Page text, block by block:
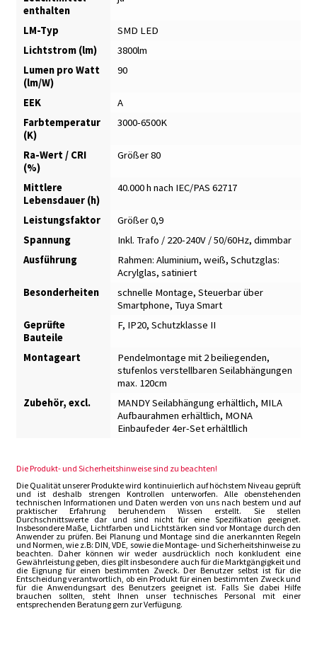
enthalten
LM-Typ
SMD LED
Lichtstrom (lm)
3800lm
Lumen pro Watt
(lm/W)
90
EEK
A
Farbtemperatur
(K)
3000-6500K
Ra-Wert / CRI
(%)
Größer 80
Mittlere
Lebensdauer (h)
40.000 h nach IEC/PAS 62717
Leistungsfaktor
Größer 0,9
Spannung
Inkl. Trafo / 220-240V / 50/60Hz, dimmbar
Ausführung
Rahmen: Aluminium, weiß, Schutzglas:
Acrylglas, satiniert
Besonderheiten
schnelle Montage, Steuerbar über
Smartphone, Tuya Smart
Geprüfte
Bauteile
F, IP20, Schutzklasse II
Montageart
Pendelmontage mit 2 beiliegenden,
stufenlos verstellbaren Seilabhängungen
max. 120cm
Zubehör, excl.
MANDY Seilabhängung erhältlich, MILA
Aufbaurahmen erhältlich, MONA
Einbaufeder 4er-Set erhältllich
Die Produkt- und Sicherheitshinweise sind zu beachten!
Die Qualität unserer Produkte wird kontinuierlich auf höchstem Niveau geprüft
und ist deshalb strengen Kontrollen unterworfen. Alle obenstehenden
technischen Informationen und Daten werden von uns nach bestem und auf
praktischer Erfahrung beruhendem Wissen erstellt. Sie stellen
Durchschnittswerte dar und sind nicht für eine Spezifikation geeignet.
Insbesondere Maße, Lichtfarben und Lichtstärken sind vor Montage durch den
Anwender zu prüfen. Bei Planung und Montage sind die anerkannten Regeln
und Normen, wie z.B: DIN, VDE, sowie die Montage- und Sicherheitshinweise zu
beachten. Daher können wir weder ausdrücklich noch konkludent eine
Gewährleistung geben, dies gilt insbesondere auch für die Marktgängigkeit und
die Eignung für einen bestimmten Zweck. Der Benutzer selbst ist für die
Entscheidung verantwortlich, ob ein Produkt für einen bestimmten Zweck und
für die Anwendungsart des Benutzers geeignet ist. Falls Sie dabei Hilfe
brauchen sollten, steht Ihnen unser technisches Personal mit einer
entsprechenden Beratung gern zur Verfügung.